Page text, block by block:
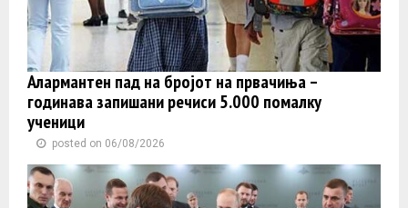
Алармантен пад на бројот на првачиња –
годинава запишани речиси 5.000 помалку
ученици
posted on 06/08/2026